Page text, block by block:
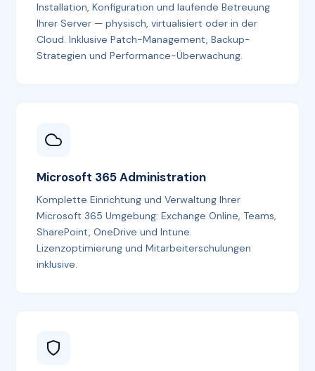
Installation, Konfiguration und laufende Betreuung
Ihrer Server — physisch, virtualisiert oder in der
Cloud. Inklusive Patch-Management, Backup-
Strategien und Performance-Überwachung.
Microsoft 365 Administration
Komplette Einrichtung und Verwaltung Ihrer
Microsoft 365 Umgebung: Exchange Online, Teams,
SharePoint, OneDrive und Intune.
Lizenzoptimierung und Mitarbeiterschulungen
inklusive.